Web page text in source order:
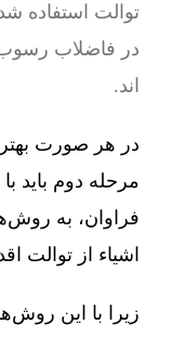
توالت استفاده
در فاضلاب رسوب
اند.
در هر صورت
مرحله دوم
فراوان، به
اشیاء از توالت
زیرا با این